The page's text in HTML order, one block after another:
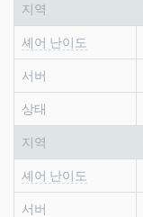
지역
셰어 난이도
서버
상태
지역
셰어 난이도
서버